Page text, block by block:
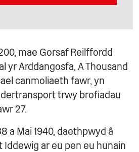
mae Gorsaf Reilffordd
yr Arddangosfa, A Thousand
canmoliaeth fawr, yn
trwy brofiadau
27.
a Mai 1940, daethpwyd â
Iddewig ar eu pen eu hunain